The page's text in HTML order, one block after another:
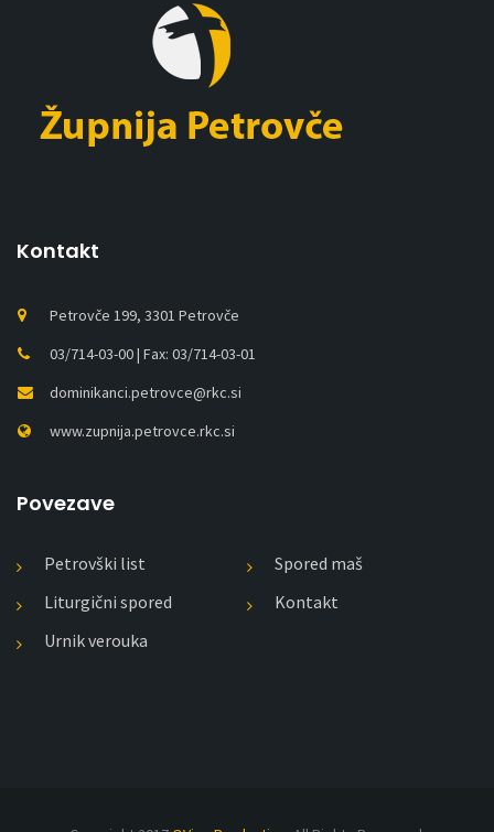
Kontakt
Petrovče 199, 3301 Petrovče
03/714-03-00 | Fax: 03/714-03-01
dominikanci.petrovce@rkc.si
www.zupnija.petrovce.rkc.si
Povezave
Petrovški list
Spored maš
Liturgični spored
Kontakt
Urnik verouka